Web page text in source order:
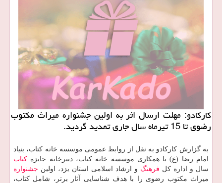
كاركادو: مهلت ارسال اثر به اولین جشنواره میراث مكتوب
رضوی تا 15 تیرماه سال جاری تمدید گردید.
به گزارش كاركادو به نقل از روابط عمومی موسسه خانه كتاب، بنیاد
امام رضا (ع) با همكاری موسسه خانه كتاب، دبیرخانه جایزه كتاب
سال و اداره كل فرهنگ و ارشاد اسلامی استان یزد، اولین جشنواره
میراث مكتوب رضوی را با هدف شناسایی آثار برتر، شامل كتاب،